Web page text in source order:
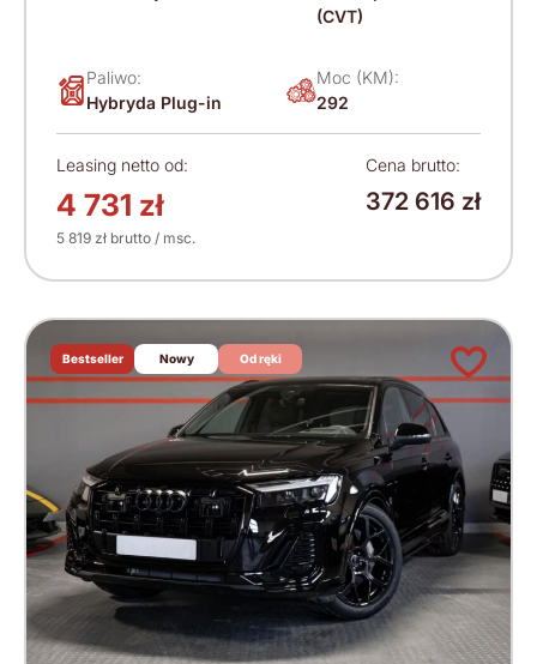
(CVT)
Paliwo:
Hybryda Plug-in
Moc (KM):
292
Leasing netto od:
4 731 zł
5 819 zł brutto / msc.
Cena brutto:
372 616 zł
Bestseller Nowy Od ręki